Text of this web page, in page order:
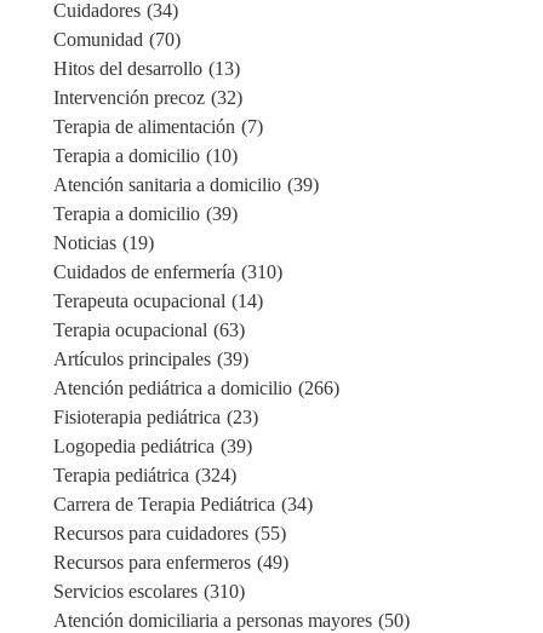
Cuidadores (34)
Comunidad (70)
Hitos del desarrollo (13)
Intervención precoz (32)
Terapia de alimentación (7)
Terapia a domicilio (10)
Atención sanitaria a domicilio (39)
Terapia a domicilio (39)
Noticias (19)
Cuidados de enfermería (310)
Terapeuta ocupacional (14)
Terapia ocupacional (63)
Artículos principales (39)
Atención pediátrica a domicilio (266)
Fisioterapia pediátrica (23)
Logopedia pediátrica (39)
Terapia pediátrica (324)
Carrera de Terapia Pediátrica (34)
Recursos para cuidadores (55)
Recursos para enfermeros (49)
Servicios escolares (310)
Atención domiciliaria a personas mayores (50)